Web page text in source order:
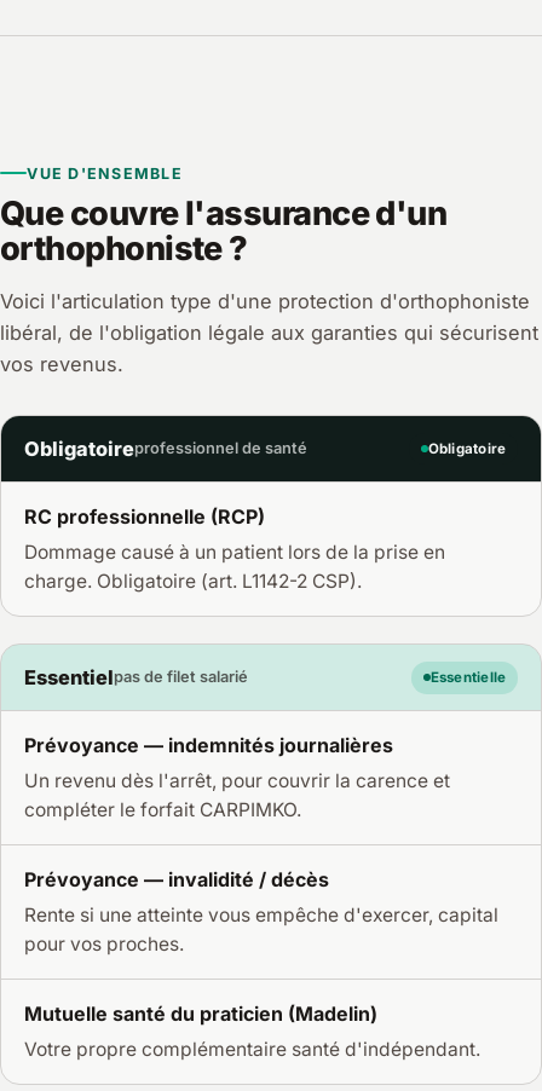
VUE D'ENSEMBLE
Que couvre l'assurance d'un
orthophoniste ?
Voici l'articulation type d'une protection d'orthophoniste
libéral, de l'obligation légale aux garanties qui sécurisent
vos revenus.
Obligatoireprofessionnel de santé Obligatoire
RC professionnelle (RCP)
Dommage causé à un patient lors de la prise en
charge. Obligatoire (art. L1142-2 CSP).
Essentielpas de filet salarié Essentielle
Prévoyance — indemnités journalières
Un revenu dès l'arrêt, pour couvrir la carence et
compléter le forfait CARPIMKO.
Prévoyance — invalidité / décès
Rente si une atteinte vous empêche d'exercer, capital
pour vos proches.
Mutuelle santé du praticien (Madelin)
Votre propre complémentaire santé d'indépendant.